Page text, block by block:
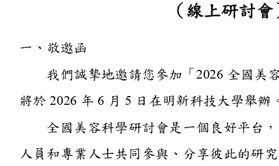
（線上
一、敬
邀函
我們誠摯地邀請您參加「
202
6 全國
將於202
6 年 6 月 5 日在明新科技
全國美容科學研討會
是一個良好
人員和專業人士共同參與